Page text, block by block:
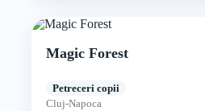
Magic Forest
Petreceri copii
Cluj-Napoca